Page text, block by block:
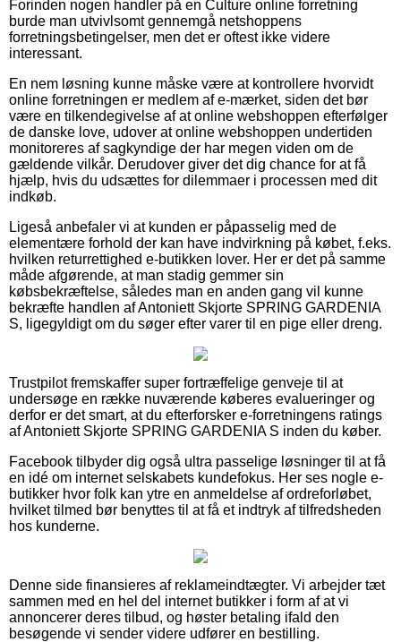
Forinden nogen handler på en Culture online forretning
burde man utvivlsomt gennemgå netshoppens
forretningsbetingelser, men det er oftest ikke videre
interessant.
En nem løsning kunne måske være at kontrollere hvorvidt
online forretningen er medlem af e-mærket, siden det bør
være en tilkendegivelse af at online webshoppen efterfølger
de danske love, udover at online webshoppen undertiden
monitoreres af sagkyndige der har megen viden om de
gældende vilkår. Derudover giver det dig chance for at få
hjælp, hvis du udsættes for dilemmaer i processen med dit
indkøb.
Ligeså anbefaler vi at kunden er påpasselig med de
elementære forhold der kan have indvirkning på købet, f.eks.
hvilken returrettighed e-butikken lover. Her er det på samme
måde afgørende, at man stadig gemmer sin
købsbekræftelse, således man en anden gang vil kunne
bekræfte handlen af Antoniett Skjorte SPRING GARDENIA
S, ligegyldigt om du søger efter varer til en pige eller dreng.
Trustpilot fremskaffer super fortræffelige genveje til at
undersøge en række nuværende køberes evalueringer og
derfor er det smart, at du efterforsker e-forretningens ratings
af Antoniett Skjorte SPRING GARDENIA S inden du køber.
Facebook tilbyder dig også ultra passelige løsninger til at få
en idé om internet selskabets kundefokus. Her ses nogle e-
butikker hvor folk kan ytre en anmeldelse af ordreforløbet,
hvilket tilmed bør benyttes til at få et indtryk af tilfredsheden
hos kunderne.
Denne side finansieres af reklameindtægter. Vi arbejder tæt
sammen med en hel del internet butikker i form af at vi
annoncerer deres tilbud, og høster betaling ifald den
besøgende vi sender videre udfører en bestilling.